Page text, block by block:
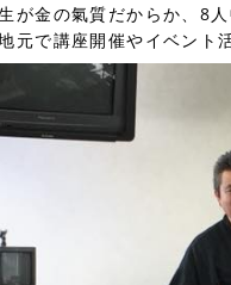
が金の氣質だからか、8
元で講座開催やイベント